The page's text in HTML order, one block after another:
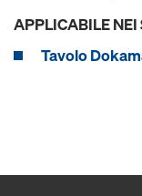
APPLICABILE NEI
Tavolo